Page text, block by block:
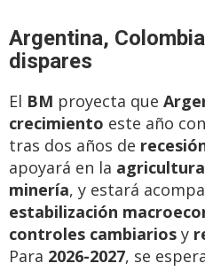
Argentina,
dispares
El BM proyecta que
crecimiento este año
tras dos años de
apoyará en la agricultura
minería, y estará
estabilización
controles cambiarios y
Para 2026-2027, se